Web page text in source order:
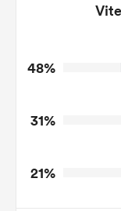
8
4
48%
31%
21%